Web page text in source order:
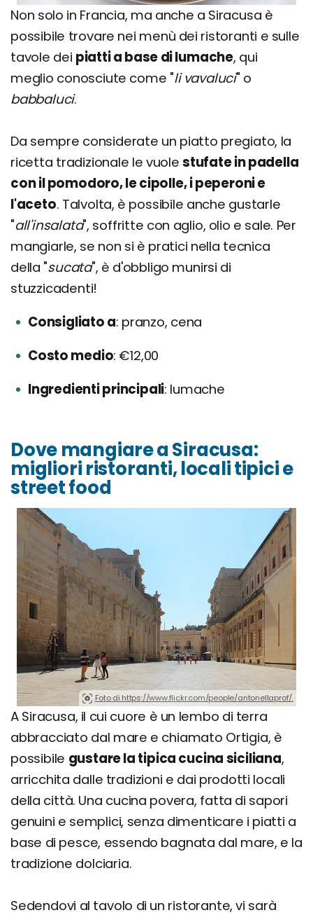
Non solo in Francia, ma anche a Siracusa è
possibile trovare nei menù dei ristoranti e sulle
tavole dei piatti a base di lumache, qui
meglio conosciute come "li vavaluci" o
babbaluci.
Da sempre considerate un piatto pregiato, la
ricetta tradizionale le vuolestufate in padella
con il pomodoro, le cipolle, i peperoni e
l'aceto. Talvolta, è possibile anche gustarle
"all'insalata", soffritte con aglio, olio e sale. Per
mangiarle, se non si è pratici nella tecnica
della "sucata", è d'obbligo munirsi di
stuzzicadenti!
Consigliato a pranzo, cena
Costo medio €12,00
Ingredienti principali lumache
Dove mangiare a Siracusa:
migliori ristoranti, locali tipici e
street food
Foto di https://www.flickr.com/people/antonellaprof/.
A Siracusa, il cui cuore è un lembo di terra
abbracciato dal mare e chiamato Ortigia, è
possibile gustare la tipica cucina siciliana,
arricchita dalle tradizioni e dai prodotti locali
della città. Una cucina povera, fatta di sapori
genuini e semplici, senza dimenticare i piatti a
base di pesce, essendo bagnata dal mare, e la
tradizione dolciaria.
Sedendovi al tavolo di un ristorante, vi sarà